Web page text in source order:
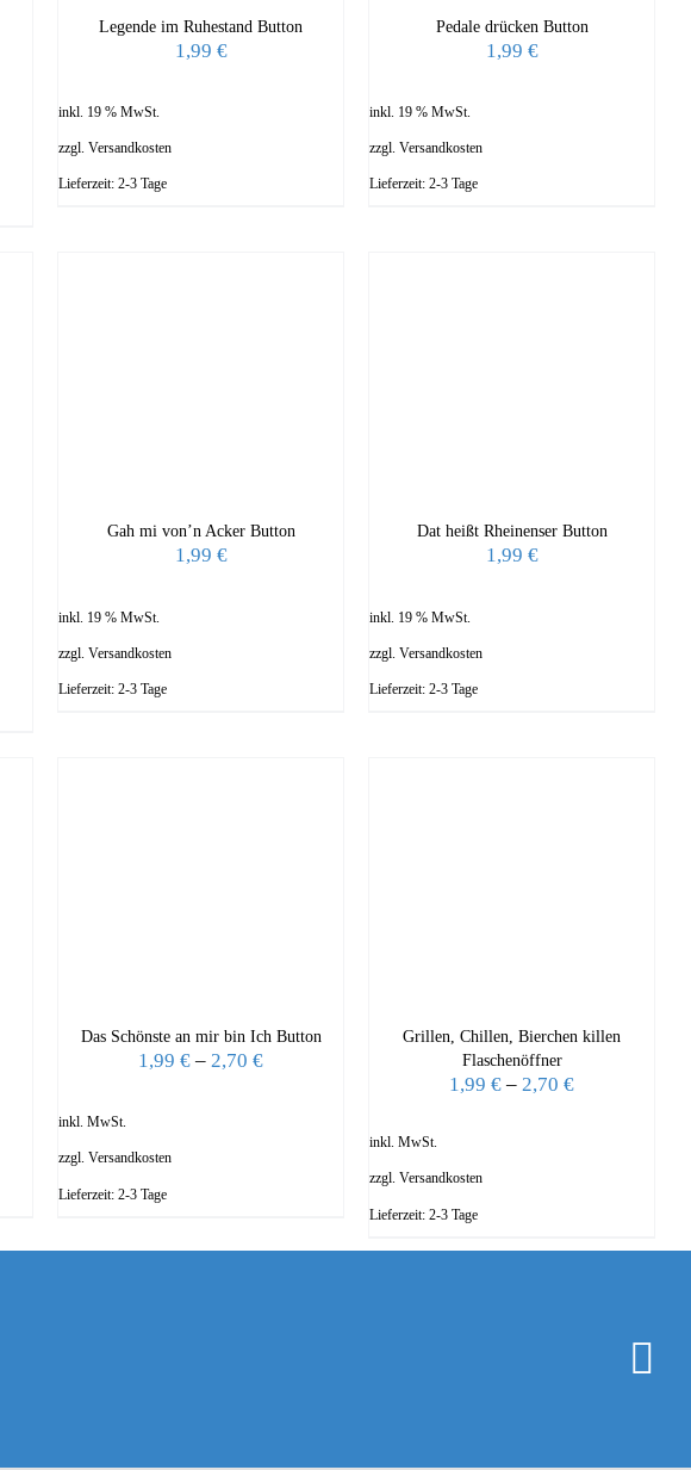
Legende im Ruhestand Button
1,99 €
inkl. 19 % MwSt.
zzgl.Versandkosten
Lieferzeit:2-3 Tage
Pedale drücken Button
1,99 €
inkl. 19 % MwSt.
zzgl.Versandkosten
Lieferzeit:2-3 Tage
Gah mi von’n Acker Button
1,99 €
inkl. 19 % MwSt.
zzgl.Versandkosten
Lieferzeit:2-3 Tage
Dat heißt Rheinenser Button
1,99 €
inkl. 19 % MwSt.
zzgl.Versandkosten
Lieferzeit:2-3 Tage
Das Schönste an mir bin Ich Button
1,99€ –2,70€
inkl. MwSt.
zzgl.Versandkosten
Lieferzeit:2-3 Tage
Grillen, Chillen, Bierchen killen
Flaschenöffner
1,99€ –2,70€
inkl. MwSt.
zzgl.Versandkosten
Lieferzeit:2-3 Tage